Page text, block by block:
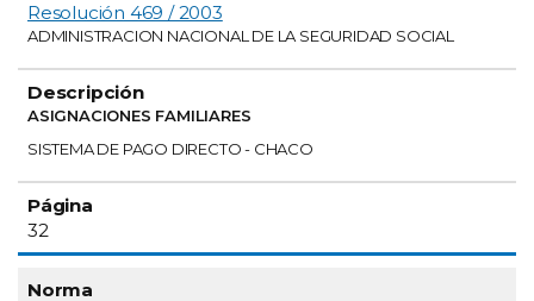
Resolución 469 / 2003
ADMINISTRACION NACIONAL DE LA SEGURIDAD SOCIAL
ASIGNACIONES FAMILIARES
SISTEMA DE PAGO DIRECTO - CHACO
32